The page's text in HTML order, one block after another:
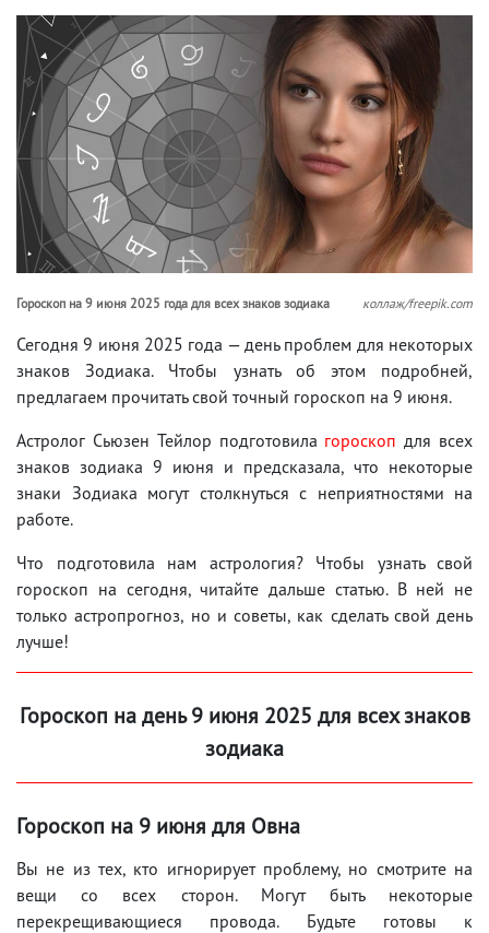
Гороскоп на 9 июня 2025 года для всех знаков зодиака коллаж/freepik.com
Сегодня 9 июня 2025 года — день проблем для некоторых
знаков Зодиака. Чтобы узнать об этом подробней,
предлагаем прочитать свой точный гороскоп на 9 июня.
Астролог Сьюзен Тейлор подготовила гороскоп для всех
знаков зодиака 9 июня и предсказала, что некоторые
знаки Зодиака могут столкнуться с неприятностями на
работе.
Что подготовила нам астрология? Чтобы узнать свой
гороскоп на сегодня, читайте дальше статью. В ней не
только астропрогноз, но и советы, как сделать свой день
лучше!
Гороскоп на день 9 июня 2025 для всех знаков
зодиака
Гороскоп на 9 июня для Овна
Вы не из тех, кто игнорирует проблему, но смотрите на
вещи со всех сторон. Могут быть некоторые
перекрещивающиеся провода. Будьте готовы к